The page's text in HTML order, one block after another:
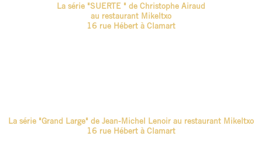
La série "SUERTE " de Christophe Airaud
au restaurant Mikeltxo
16 rue Hébert à Clamart
La série "Grand Large" de Jean-Michel Lenoir au restaurant Mikeltxo
16 rue Hébert à Clamart